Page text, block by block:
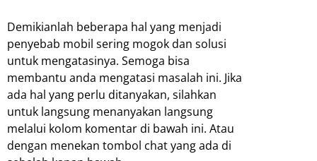
Demikianlah beberapa hal yang menjadi
penyebab mobil sering mogok dan solusi
untuk mengatasinya. Semoga bisa
membantu anda mengatasi masalah ini. Jika
ada hal yang perlu ditanyakan, silahkan
untuk langsung menanyakan langsung
melalui kolom komentar di bawah ini. Atau
dengan menekan tombol chat yang ada di